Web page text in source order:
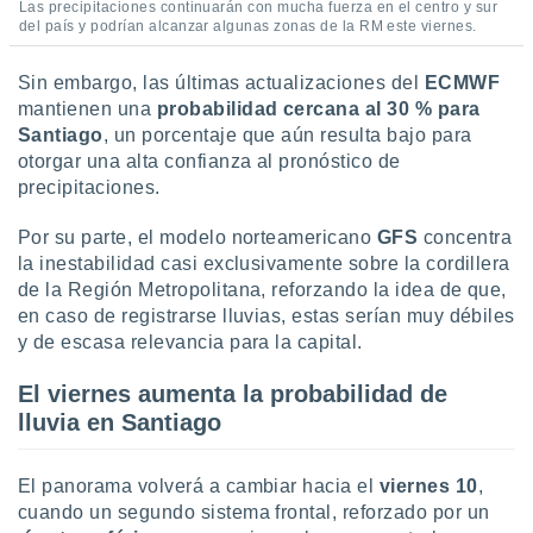
utilizar
crear un
uso de
la
medir el
la
el
del
de
de
de
uso de
con el
Las precipitaciones continuarán con mucha fuerza en el centro y sur
del país y podrían alcanzar algunas zonas de la RM este viernes.
Sin embargo, las últimas actualizaciones del
ECMWF
mantienen una probabilidad cercana al 30 % para
Santiago, un porcentaje que aún resulta bajo para
otorgar una alta confianza al pronóstico de
precipitaciones.
Por su parte, el modelo norteamericano GFS concentra
la inestabilidad casi exclusivamente sobre la cordillera
de la Región Metropolitana, reforzando la idea de que,
en caso de registrarse lluvias, estas serían muy débiles
y de escasa relevancia para la capital.
El viernes aumenta la probabilidad de
lluvia en Santiago
El panorama volverá a cambiar hacia el viernes 10,
cuando un segundo sistema frontal, reforzado por un